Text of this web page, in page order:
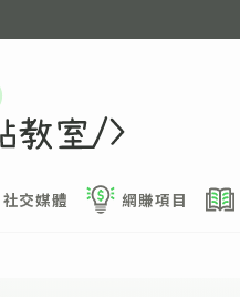
社交媒體 網賺項目